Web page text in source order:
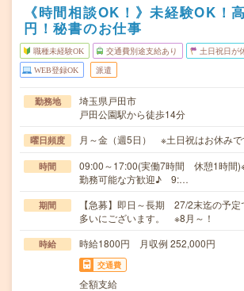
《時間相談OK！》未経験OK！
円！秘書のお仕事
職種未経験OK 交通費別途支給あり 土日祝日が
WEB登録OK 派遣
勤務地
埼玉県戸田市
戸田公園駅から徒歩14分
曜日頻度 月～金（週5日） ※土日祝はお休みで
時間
09:00～17:00(実働7時間 休憩1時間
勤務可能な方歓迎♪ 9:…
期間
【急募】即日～長期 27/2末迄の予定
多いにございます。 ※8月～！
時給 時給1800円 月収例 252,000円
交通費
全額支給